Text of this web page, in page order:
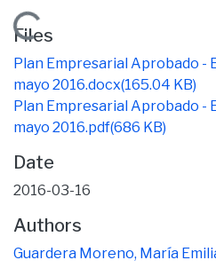
Loading...
Files
Plan Empresarial Aprobado -
mayo 2016.docx(165.04 KB)
Plan Empresarial Aprobado -
mayo 2016.pdf(686 KB)
Date
2016-03-16
Authors
Guardera Moreno, María